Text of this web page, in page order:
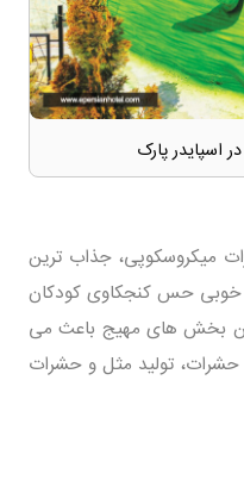
پارک
میکروسکوپی، جذاب ترین
خوبی حس کنجکاوی کودکان
این بخش های مهیج باعث می
حشرات، تولید مثل و حشرات